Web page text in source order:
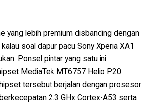
yang lebih premium disbanding dengan
soal dapur pacu Sony Xperia XA1
Ponsel pintar yang satu ini
MediaTek MT6757 Helio P20
tersebut berjalan dengan prosesor
2.3 GHx Cortex-A53 serta